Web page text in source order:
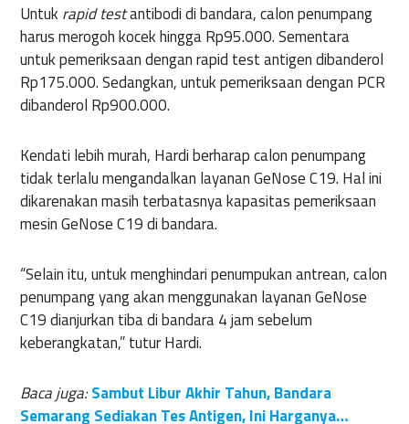
Untukrapid testantibodi di bandara, calon penumpang
harus merogoh kocek hingga Rp95.000. Sementara
untuk pemeriksaan dengan rapid test antigen dibanderol
Rp175.000. Sedangkan, untuk pemeriksaan dengan PCR
dibanderol Rp900.000.
Kendati lebih murah, Hardi berharap calon penumpang
tidak terlalu mengandalkan layanan GeNose C19. Hal ini
dikarenakan masih terbatasnya kapasitas pemeriksaan
mesin GeNose C19 di bandara.
“Selain itu, untuk menghindari penumpukan antrean, calon
penumpang yang akan menggunakan layanan GeNose
C19 dianjurkan tiba di bandara 4 jam sebelum
keberangkatan,” tutur Hardi.
Baca juga:Sambut Libur Akhir Tahun, Bandara
Semarang Sediakan Tes Antigen, Ini Harganya…